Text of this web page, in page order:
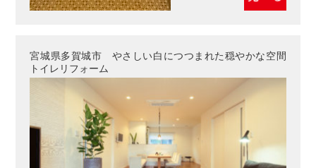
宮城県多賀城市 やさしい白につつまれた穏やかな空間
トイレリフォーム